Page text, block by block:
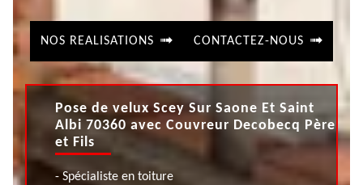
NOS REALISATIONS CONTACTEZ-NOUS
Pose de velux Scey Sur Saone Et Saint
Albi 70360 avec Couvreur Decobecq Père
et Fils
- Spécialiste en toiture